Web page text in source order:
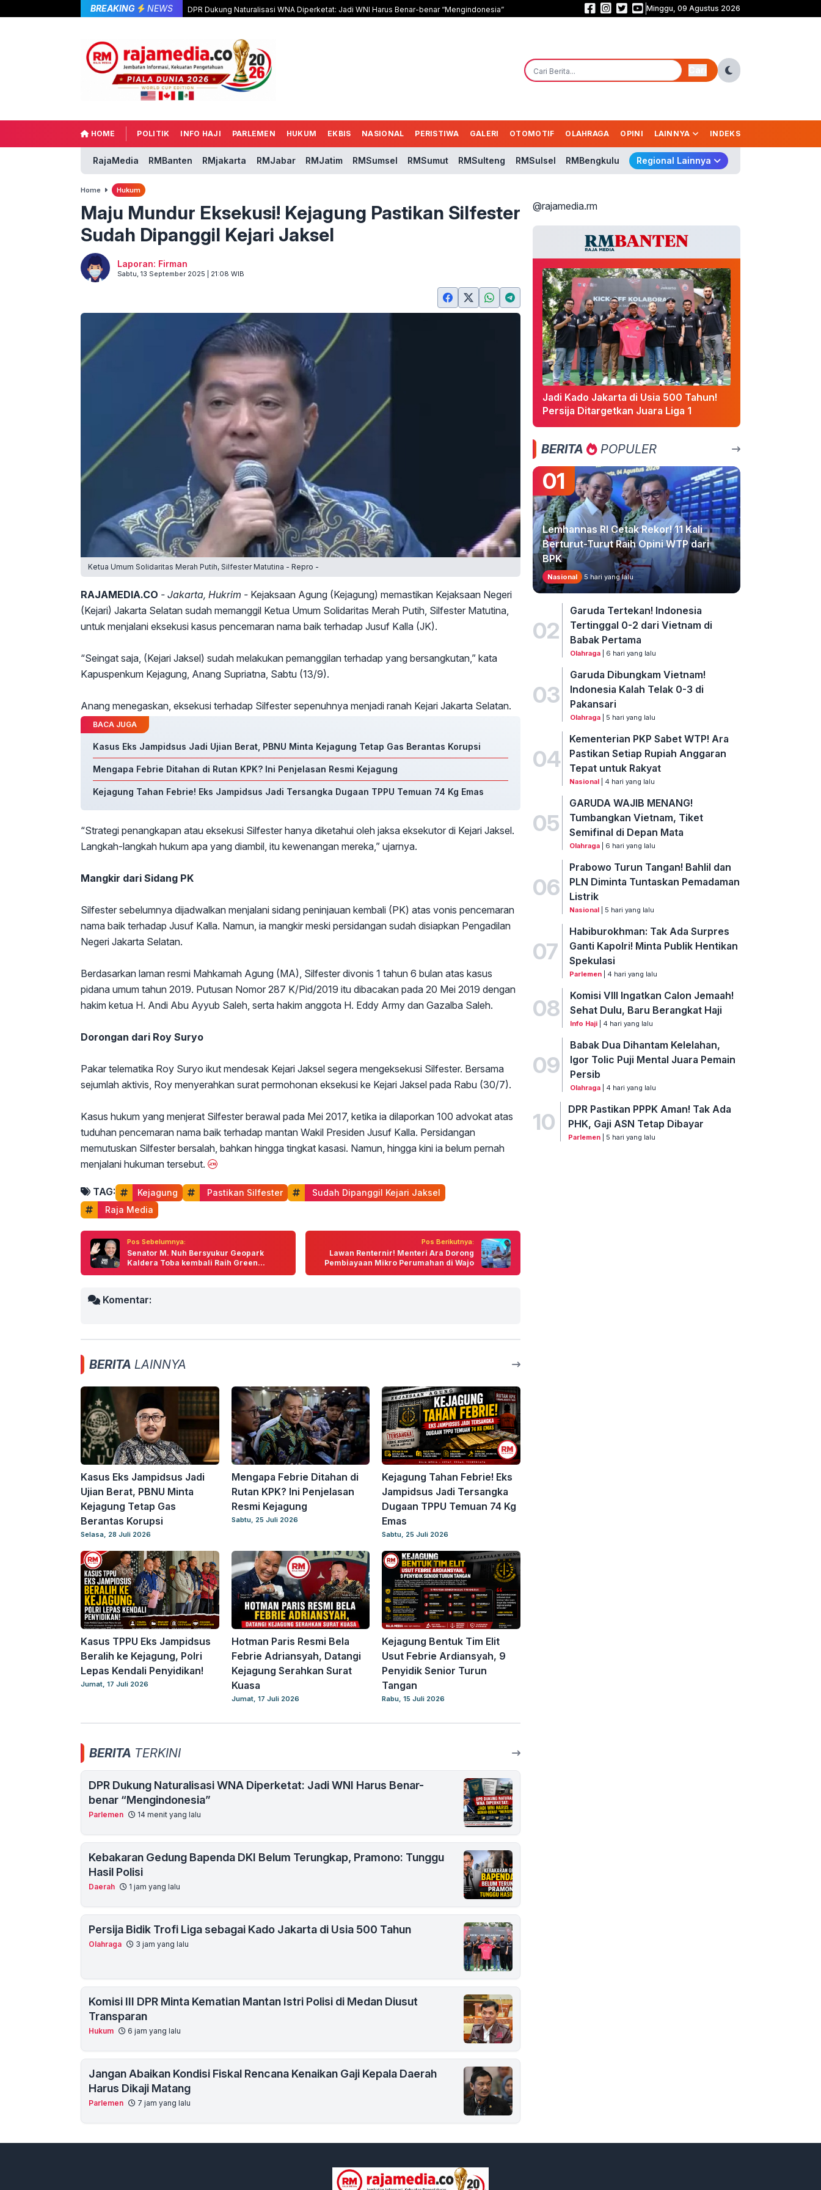
BREAKING NEWS DPR Dukung Naturalisasi WNA Diperketat: Jadi WNI Harus Benar-benar “Mengindonesia” Kebakaran Gedung Bapenda DKI Belum Terungkap, Pramono: Tunggu
Minggu, 09 Agustus 2026
HOME POLITIK INFO HAJI PARLEMEN HUKUM EKBIS NASIONAL PERISTIWA GALERI OTOMOTIF OLAHRAGA OPINI LAINNYA INDEKS
RajaMedia RMBanten RMjakarta RMJabar RMJatim RMSumsel RMSumut RMSulteng RMSulsel RMBengkulu Regional Lainnya
Home Hukum
Maju Mundur Eksekusi! Kejagung Pastikan Silfester
Sudah Dipanggil Kejari Jaksel
Laporan: Firman
Sabtu, 13 September 2025 | 21:08 WIB
Ketua Umum Solidaritas Merah Putih, Silfester Matutina - Repro -
RAJAMEDIA.CO - Jakarta, Hukrim - Kejaksaan Agung (Kejagung) memastikan Kejaksaan Negeri
(Kejari) Jakarta Selatan sudah memanggil Ketua Umum Solidaritas Merah Putih, Silfester Matutina,
untuk menjalani eksekusi kasus pencemaran nama baik terhadap Jusuf Kalla (JK).
“Seingat saja, (Kejari Jaksel) sudah melakukan pemanggilan terhadap yang bersangkutan,” kata
Kapuspenkum Kejagung, Anang Supriatna, Sabtu (13/9).
Anang menegaskan, eksekusi terhadap Silfester sepenuhnya menjadi ranah Kejari Jakarta Selatan.
BACA JUGA
Kasus Eks Jampidsus Jadi Ujian Berat, PBNU Minta Kejagung Tetap Gas Berantas Korupsi
Mengapa Febrie Ditahan di Rutan KPK? Ini Penjelasan Resmi Kejagung
Kejagung Tahan Febrie! Eks Jampidsus Jadi Tersangka Dugaan TPPU Temuan 74 Kg Emas
“Strategi penangkapan atau eksekusi Silfester hanya diketahui oleh jaksa eksekutor di Kejari Jaksel.
Langkah-langkah hukum apa yang diambil, itu kewenangan mereka,” ujarnya.
Mangkir dari Sidang PK
Silfester sebelumnya dijadwalkan menjalani sidang peninjauan kembali (PK) atas vonis pencemaran
nama baik terhadap Jusuf Kalla. Namun, ia mangkir meski persidangan sudah disiapkan Pengadilan
Negeri Jakarta Selatan.
Berdasarkan laman resmi Mahkamah Agung (MA), Silfester divonis 1 tahun 6 bulan atas kasus
pidana umum tahun 2019. Putusan Nomor 287 K/Pid/2019 itu dibacakan pada 20 Mei 2019 dengan
hakim ketua H. Andi Abu Ayyub Saleh, serta hakim anggota H. Eddy Army dan Gazalba Saleh.
Dorongan dari Roy Suryo
Pakar telematika Roy Suryo ikut mendesak Kejari Jaksel segera mengeksekusi Silfester. Bersama
sejumlah aktivis, Roy menyerahkan surat permohonan eksekusi ke Kejari Jaksel pada Rabu (30/7).
Kasus hukum yang menjerat Silfester berawal pada Mei 2017, ketika ia dilaporkan 100 advokat atas
tuduhan pencemaran nama baik terhadap mantan Wakil Presiden Jusuf Kalla. Persidangan
memutuskan Silfester bersalah, bahkan hingga tingkat kasasi. Namun, hingga kini ia belum pernah
menjalani hukuman tersebut.
TAG: Kejagung Pastikan Silfester
Sudah Dipanggil Kejari Jaksel
Raja Media
Pos Sebelumnya:
Senator M. Nuh Bersyukur Geopark
Kaldera Toba kembali Raih Green...
Pos Berikutnya:
Lawan Renternir! Menteri Ara Dorong
Pembiayaan Mikro Perumahan di Wajo
Komentar:
BERITA LAINNYA
Kasus Eks Jampidsus Jadi
Ujian Berat, PBNU Minta
Kejagung Tetap Gas
Berantas Korupsi
Selasa, 28 Juli 2026
Mengapa Febrie Ditahan di
Rutan KPK? Ini Penjelasan
Resmi Kejagung
Sabtu, 25 Juli 2026
Kejagung Tahan Febrie! Eks
Jampidsus Jadi Tersangka
Dugaan TPPU Temuan 74 Kg
Emas
Sabtu, 25 Juli 2026
Kasus TPPU Eks Jampidsus
Beralih ke Kejagung, Polri
Lepas Kendali Penyidikan!
Jumat, 17 Juli 2026
Hotman Paris Resmi Bela
Febrie Adriansyah, Datangi
Kejagung Serahkan Surat
Kuasa
Jumat, 17 Juli 2026
Kejagung Bentuk Tim Elit
Usut Febrie Ardiansyah, 9
Penyidik Senior Turun
Tangan
Rabu, 15 Juli 2026
BERITA TERKINI
DPR Dukung Naturalisasi WNA Diperketat: Jadi WNI Harus Benar-
benar “Mengindonesia”
Parlemen 14 menit yang lalu
Kebakaran Gedung Bapenda DKI Belum Terungkap, Pramono: Tunggu
Hasil Polisi
Daerah 1 jam yang lalu
Persija Bidik Trofi Liga sebagai Kado Jakarta di Usia 500 Tahun
Olahraga 3 jam yang lalu
Komisi III DPR Minta Kematian Mantan Istri Polisi di Medan Diusut
Transparan
Hukum 6 jam yang lalu
Jangan Abaikan Kondisi Fiskal Rencana Kenaikan Gaji Kepala Daerah
Harus Dikaji Matang
Parlemen 7 jam yang lalu
@rajamedia.rm
Jadi Kado Jakarta di Usia 500 Tahun!
Persija Ditargetkan Juara Liga 1
BERITA POPULER
01
Lemhannas RI Cetak Rekor! 11 Kali
Berturut-Turut Raih Opini WTP dari
BPK
Nasional 5 hari yang lalu
02
Garuda Tertekan! Indonesia
Tertinggal 0-2 dari Vietnam di
Babak Pertama
Olahraga| 6 hari yang lalu
03
Garuda Dibungkam Vietnam!
Indonesia Kalah Telak 0-3 di
Pakansari
Olahraga| 5 hari yang lalu
04
Kementerian PKP Sabet WTP! Ara
Pastikan Setiap Rupiah Anggaran
Tepat untuk Rakyat
Nasional | 4 hari yang lalu
05
GARUDA WAJIB MENANG!
Tumbangkan Vietnam, Tiket
Semifinal di Depan Mata
Olahraga | 6 hari yang lalu
06
Prabowo Turun Tangan! Bahlil dan
PLN Diminta Tuntaskan Pemadaman
Listrik
Nasional | 5 hari yang lalu
07
Habiburokhman: Tak Ada Surpres
Ganti Kapolri! Minta Publik Hentikan
Spekulasi
Parlemen | 4 hari yang lalu
08
Komisi VIII Ingatkan Calon Jemaah!
Sehat Dulu, Baru Berangkat Haji
Info Haji| 4 hari yang lalu
09
Babak Dua Dihantam Kelelahan,
Igor Tolic Puji Mental Juara Pemain
Persib
Olahraga| 4 hari yang lalu
10
DPR Pastikan PPPK Aman! Tak Ada
PHK, Gaji ASN Tetap Dibayar
Parlemen| 5 hari yang lalu